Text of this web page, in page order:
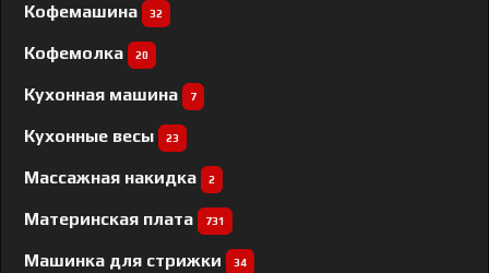
Кофемашина 32
Кофемолка 20
Кухонная машина 7
Кухонные весы 23
Массажная накидка 2
Материнская плата 731
Машинка для стрижки 34